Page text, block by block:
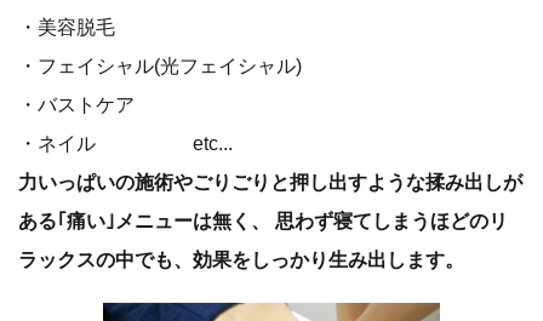
・美容脱毛
・フェイシャル(光フェイシャル)
・バストケア
・ネイル etc...
力いっぱいの施術やごりごりと押し出すような揉み出しが
ある｢痛い｣メニューは無く、 思わず寝てしまうほどのリ
ラックスの中でも、効果をしっかり生み出します。